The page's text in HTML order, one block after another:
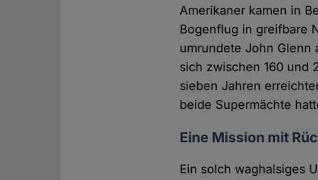
Amerikaner kamen in
Bogenflug in greifbare
umrundete John Glenn
sich zwischen 160 und
sieben Jahren
beide Supermächte
Eine Mission mit
Ein solch waghalsiges